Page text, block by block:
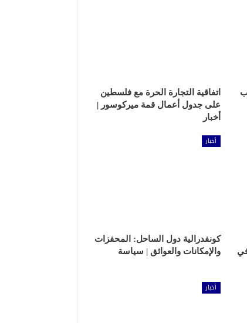
اتفاقية التجارة الحرة مع فلسطين
على جدول أعمال قمة ميركوسور |
أخبار
أخبار
كونفدرالية دول الساحل: المحفزات
والإمكانات والعوائق | سياسة
أخبار